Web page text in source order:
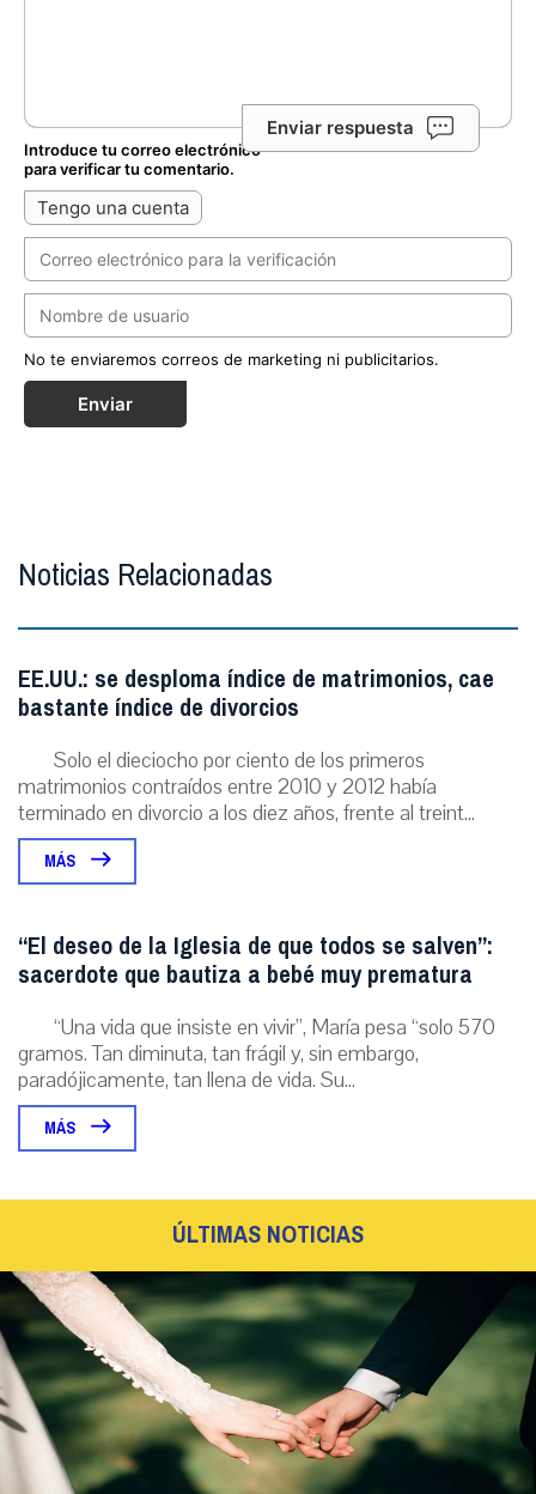
Enviar respuesta
Introduce tu correo electrónico
para verificar tu comentario.
Tengo una cuenta
No te enviaremos correos de marketing ni publicitarios.
Enviar
Noticias Relacionadas
EE.UU.: se desploma índice de matrimonios, cae
bastante índice de divorcios
Solo el dieciocho por ciento de los primeros
matrimonios contraídos entre 2010 y 2012 había
terminado en divorcio a los diez años, frente al treint...
MÁS
“El deseo de la Iglesia de que todos se salven”:
sacerdote que bautiza a bebé muy prematura
“Una vida que insiste en vivir”, María pesa “solo 570
gramos. Tan diminuta, tan frágil y, sin embargo,
paradójicamente, tan llena de vida. Su...
MÁS
ÚLTIMAS NOTICIAS